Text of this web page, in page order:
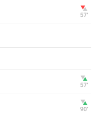
57‎’‎
57‎’‎
90‎’‎